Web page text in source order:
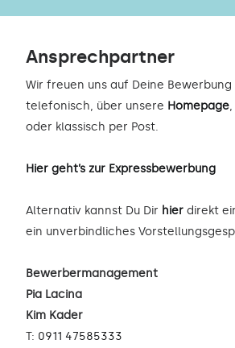
Ansprechpartner
Wir freuen uns auf Deine
telefonisch, über unsere Homepage
oder klassisch per Post.
Hier geht’s zur Expressbewerbung
Alternativ kannst Du Dir hier direkt
ein unverbindliches
Bewerbermanagement
Pia Lacina
Kim Kader
T: 0911 47585333